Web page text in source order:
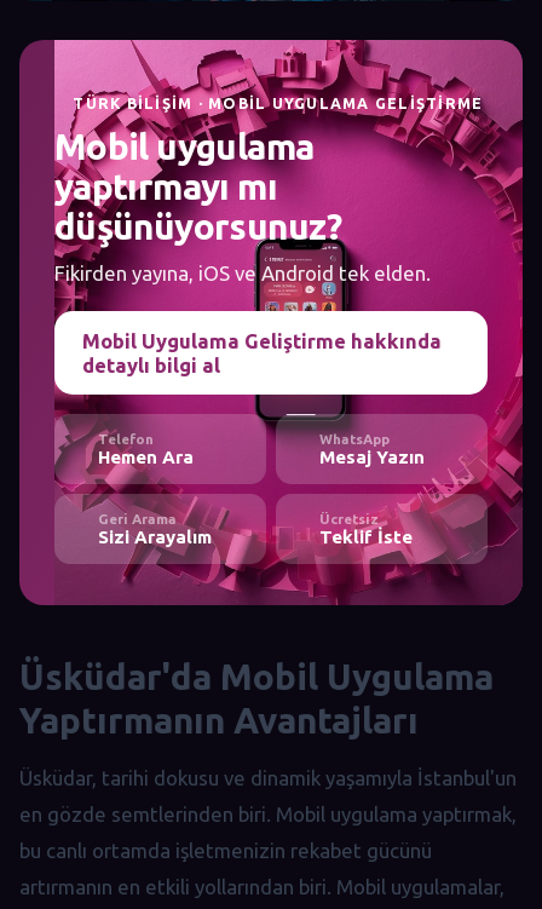
TÜRK BILIŞIM · MOBIL UYGULAMA GELIŞTIRME
Mobil uygulama
yaptırmayı mı
düşünüyorsunuz?
Fikirden yayına, iOS ve Android tek elden.
Mobil Uygulama Geliştirme hakkında
detaylı bilgi al
Telefon
Hemen Ara
WhatsApp
Mesaj Yazın
Geri Arama
Sizi Arayalım
Ücretsiz
Teklif İste
Üsküdar'da Mobil Uygulama
Yaptırmanın Avantajları
Üsküdar, tarihi dokusu ve dinamik yaşamıyla İstanbul'un
en gözde semtlerinden biri. Mobil uygulama yaptırmak,
bu canlı ortamda işletmenizin rekabet gücünü
artırmanın en etkili yollarından biri. Mobil uygulamalar,